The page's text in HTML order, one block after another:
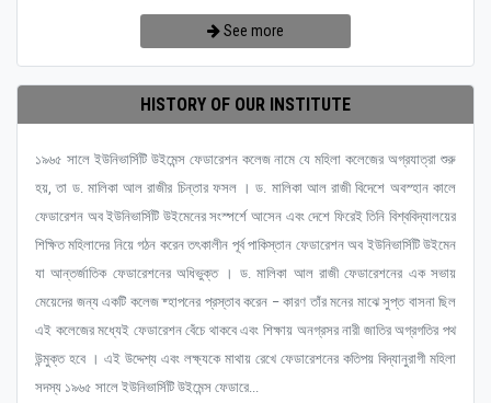
See more
HISTORY OF OUR INSTITUTE
১৯৬৫ সালে ইউনিভার্সিটি উইমেন্স ফেডারেশন কলেজ নামে যে মহিলা কলেজের অগ্রযাত্রা শুরু
হয়, তা ড. মালিকা আল রাজীর চিন্তার ফসল । ড. মালিকা আল রাজী বিদেশে অবস্হান কালে
ফেডারেশন অব ইউনিভার্সিটি উইমেনের সংস্পর্শে আসেন এবং দেশে ফিরেই তিনি বিশ্ববিদ্যালয়ের
শিক্ষিত মহিলাদের নিয়ে গঠন করেন তৎকালীন পূর্ব পাকিস্তান ফেডারেশন অব ইউনিভার্সিটি উইমেন
যা আন্তর্জাতিক ফেডারেশনের অধিভুক্ত । ড. মালিকা আল রাজী ফেডারেশনের এক সভায়
মেয়েদের জন্য একটি কলেজ ষ্হাপনের প্রস্তাব করেন – কারণ তাঁর মনের মাঝে সুপ্ত বাসনা ছিল
এই কলেজের মধ্যেই ফেডারেশন বেঁচে থাকবে এবং শিক্ষায় অনগ্রসর নারী জাতির অগ্রগতির পথ
উন্মুক্ত হবে । এই উদ্দেশ্য এবং লক্ষ্যকে মাথায় রেখে ফেডারেশনের কতিপয় বিদ্যানুরাগী মহিলা
সদস্য ১৯৬৫ সালে ইউনিভার্সিটি উইমেন্স ফেডারে...